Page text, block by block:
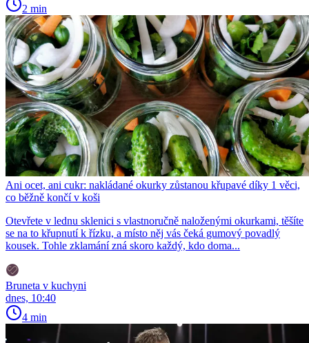
2 min
Ani ocet, ani cukr: nakládané okurky zůstanou křupavé díky 1 věci,
co běžně končí v koši
Otevřete v lednu sklenici s vlastnoručně naloženými okurkami, těšíte
se na to křupnutí k řízku, a místo něj vás čeká gumový povadlý
kousek. Tohle zklamání zná skoro každý, kdo doma...
Bruneta v kuchyni
dnes, 10:40
4 min